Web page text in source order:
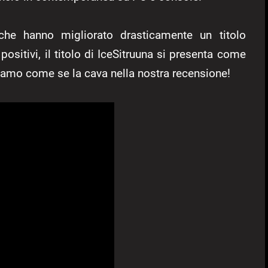
hanno migliorato drasticamente un titolo
il titolo di IceSitruuna si presenta come
come se la cava nella nostra recensione!